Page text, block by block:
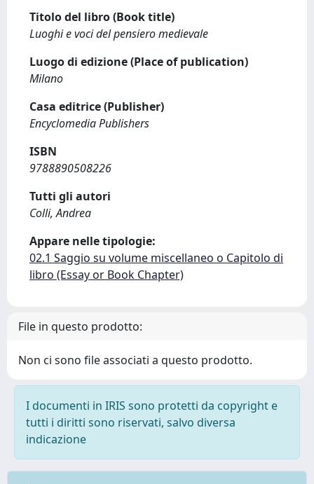
Titolo del libro (Book title)
Luoghi e voci del pensiero medievale
Luogo di edizione (Place of publication)
Milano
Casa editrice (Publisher)
Encyclomedia Publishers
ISBN
9788890508226
Tutti gli autori
Colli, Andrea
Appare nelle tipologie:
02.1 Saggio su volume miscellaneo o Capitolo di
libro (Essay or Book Chapter)
File in questo prodotto:
Non ci sono file associati a questo prodotto.
I documenti in IRIS sono protetti da copyright e
tutti i diritti sono riservati, salvo diversa
indicazione